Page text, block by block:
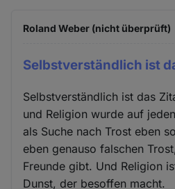
Roland Weber (nicht überprüft)
Selbstverständlich ist
Selbstverständlich ist das
und Religion wurde auf
als Suche nach Trost eben
eben genauso falschen
Freunde gibt. Und Religion
Dunst, der besoffen macht.